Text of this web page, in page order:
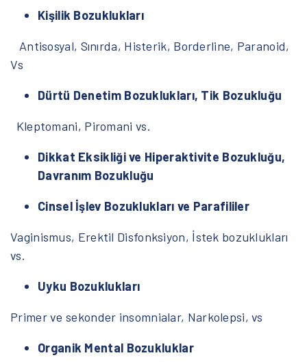
Kişilik Bozuklukları
Antisosyal, Sınırda, Histerik, Borderline, Paranoid,
Vs
Dürtü Denetim Bozuklukları, Tik Bozukluğu
Kleptomani, Piromani vs.
Dikkat Eksikliği ve Hiperaktivite Bozukluğu,
Davranım Bozukluğu
Cinsel İşlev Bozuklukları ve Parafililer
Vaginismus, Erektil Disfonksiyon, İstek bozuklukları
vs.
Uyku Bozuklukları
Primer ve sekonder insomnialar, Narkolepsi, vs
Organik Mental Bozukluklar